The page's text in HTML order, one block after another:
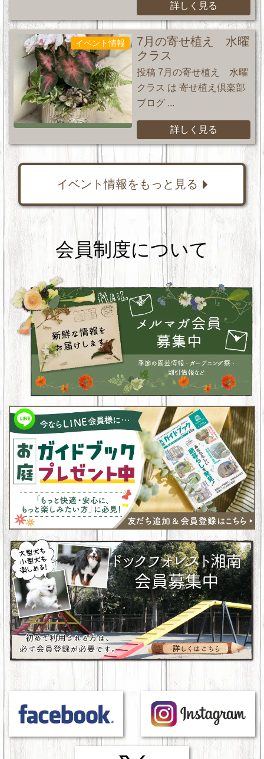
詳しく見る
イベント情報
7月の寄せ植え 水曜
クラス
投稿 7月の寄せ植え 水曜
クラス は 寄せ植え倶楽部
ブログ ...
詳しく見る
イベント情報をもっと見る
会員制度について